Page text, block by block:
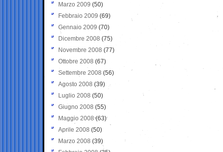
Marzo 2009 (50)
Febbraio 2009 (69)
Gennaio 2009 (70)
Dicembre 2008 (75)
Novembre 2008 (77)
Ottobre 2008 (67)
Settembre 2008 (56)
Agosto 2008 (39)
Luglio 2008 (50)
Giugno 2008 (55)
Maggio 2008(63)
Aprile 2008 (50)
Marzo 2008 (39)